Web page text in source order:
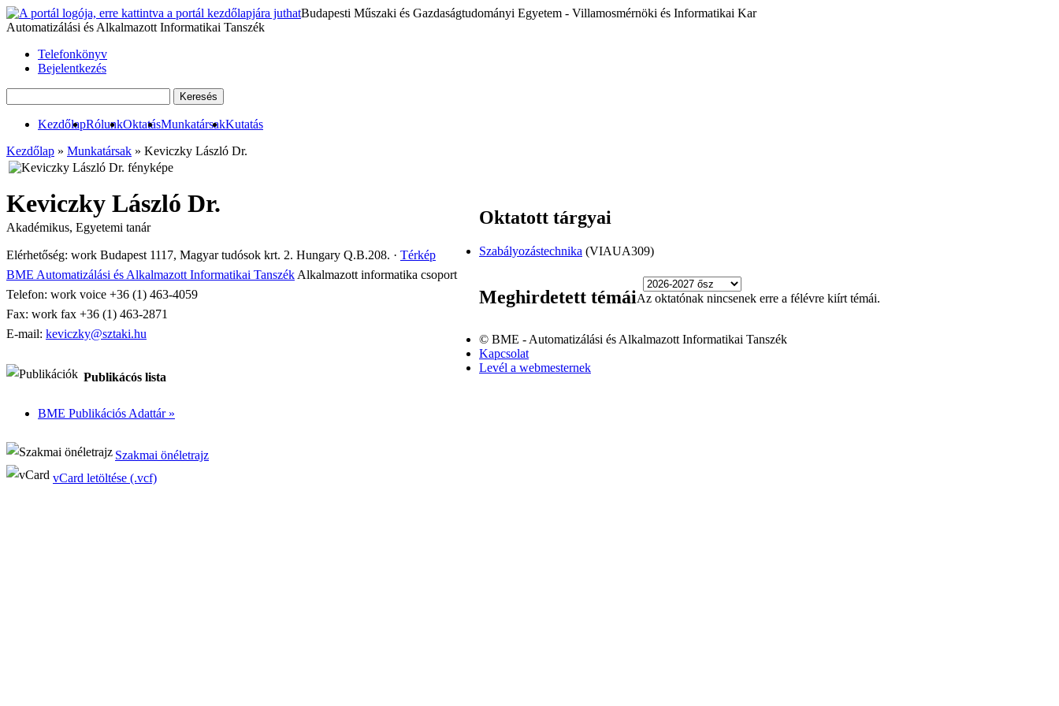
Budapesti Műszaki és Gazdaságtudományi Egyetem - Villamosmérnöki és Informatikai Kar
Automatizálási és Alkalmazott Informatikai Tanszék
Telefonkönyv
Bejelentkezés
KezdőlapRólunkOktatásMunkatársakKutatás
Kezdőlap » Munkatársak » Keviczky László Dr.
Keviczky László Dr.
Akadémikus, Egyetemi tanár
Elérhetőség: work Budapest 1117, Magyar tudósok krt. 2. Hungary Q.B.208. · Térkép
BME Automatizálási és Alkalmazott Informatikai TanszékAlkalmazott informatika csoport
Telefon: work voice +36 (1) 463-4059
Fax: work fax +36 (1) 463-2871
E-mail: keviczky@sztaki.hu
Publikácós lista
BME Publikációs Adattár »
Szakmai önéletrajz
vCard letöltése (.vcf)
Oktatott tárgyai
Szabályozástechnika (VIAUA309)
Meghirdetett témáiAz oktatónak nincsenek erre a félévre kiírt témái.
© BME - Automatizálási és Alkalmazott Informatikai Tanszék
Kapcsolat
Levél a webmesternek